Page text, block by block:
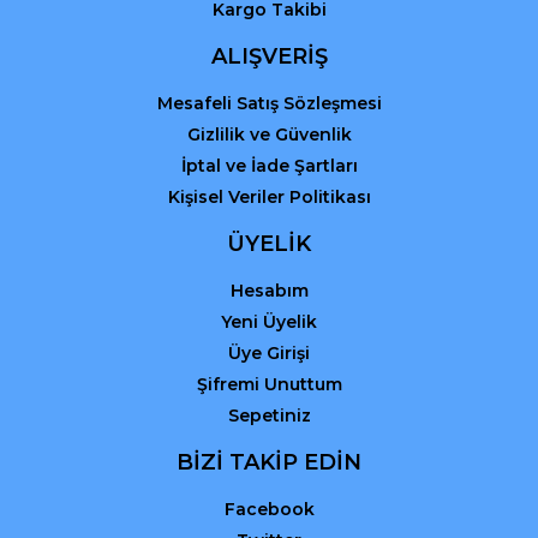
Kargo Takibi
ALIŞVERİŞ
Mesafeli Satış Sözleşmesi
Gizlilik ve Güvenlik
İptal ve İade Şartları
Kişisel Veriler Politikası
ÜYELİK
Hesabım
Yeni Üyelik
Üye Girişi
Şifremi Unuttum
Sepetiniz
BİZİ TAKİP EDİN
Facebook